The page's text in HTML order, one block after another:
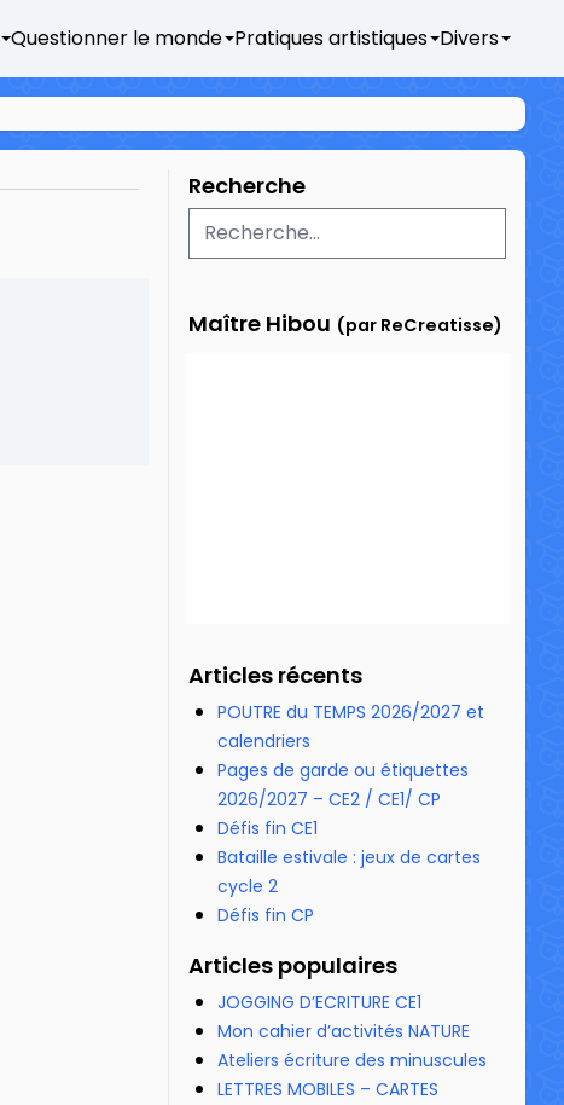
Questionner le monde Pratiques artistiques Divers
Recherche
Maître Hibou (par ReCreatisse)
Articles récents
POUTRE du TEMPS 2026/2027 et
calendriers
Pages de garde ou étiquettes
2026/2027 – CE2 / CE1/ CP
Défis fin CE1
Bataille estivale : jeux de cartes
cycle 2
Défis fin CP
Articles populaires
JOGGING D’ECRITURE CE1
Mon cahier d’activités NATURE
Ateliers écriture des minuscules
LETTRES MOBILES – CARTES